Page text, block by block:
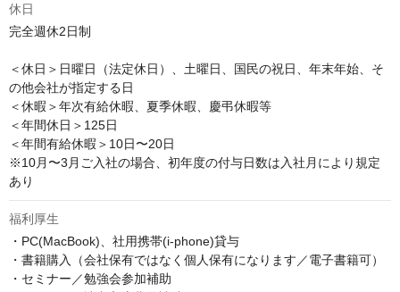
休日
完全週休2日制
＜休日＞日曜日（法定休日）、土曜日、国民の祝日、年末年始、そ
の他会社が指定する日
＜休暇＞年次有給休暇、夏季休暇、慶弔休暇等
＜年間休日＞125日
＜年間有給休暇＞10日〜20日
※10月〜3月ご入社の場合、初年度の付与日数は入社月により規定
あり
福利厚生
・PC(MacBook)、社用携帯(i-phone)貸与
・書籍購入（会社保有ではなく個人保有になります／電子書籍可）
・セミナー／勉強会参加補助